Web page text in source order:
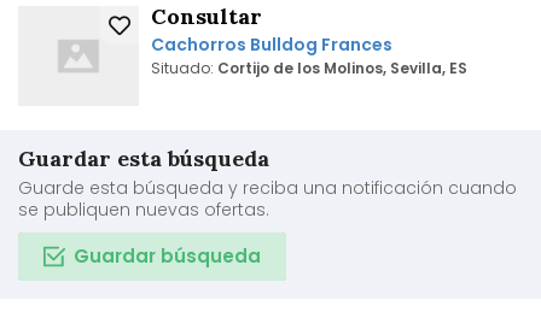
Consultar
Cachorros Bulldog Frances
Situado: Cortijo de los Molinos, Sevilla, ES
Guardar esta búsqueda
Guarde esta búsqueda y reciba una notificación cuando
se publiquen nuevas ofertas.
Guardar búsqueda